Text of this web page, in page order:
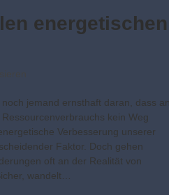
ener­ge­tischen
jemand ernsthaft daran, dass an
kein Weg
Verbesserung unserer
Faktor. Doch gehen
oft an der Realität von
wandelt…